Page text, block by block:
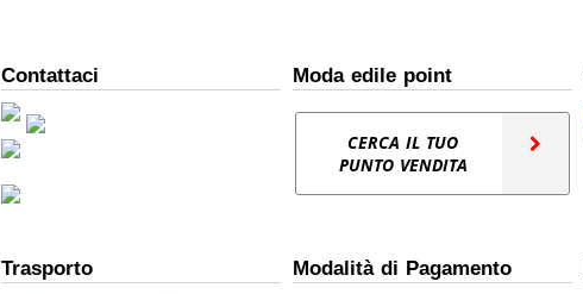
Contattaci Moda edile point
CERCA IL TUO
PUNTO VENDITA
Trasporto Modalità di Pagamento